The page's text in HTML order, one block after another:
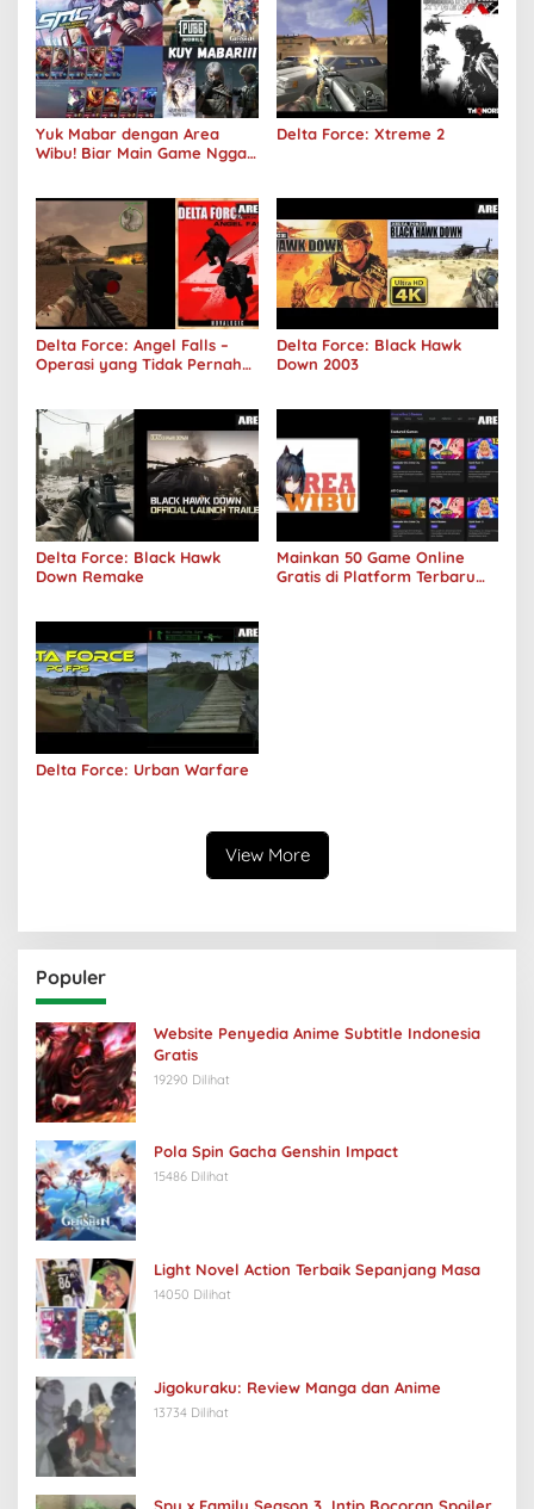
Yuk Mabar dengan Area
Wibu! Biar Main Game Nggak
Delta Force: Xtreme 2
Delta Force: Angel Falls –
Operasi yang Tidak Pernah
Delta Force: Black Hawk
Down 2003
Delta Force: Black Hawk
Down Remake
Mainkan 50 Game Online
Gratis di Platform Terbaru
Delta Force: Urban Warfare
View More
Populer
Website Penyedia Anime Subtitle Indonesia
Gratis
19290 Dilihat
Pola Spin Gacha Genshin Impact
15486 Dilihat
Light Novel Action Terbaik Sepanjang Masa
14050 Dilihat
Jigokuraku: Review Manga dan Anime
13734 Dilihat
Spy x Family Season 3, Intip Bocoran Spoiler,